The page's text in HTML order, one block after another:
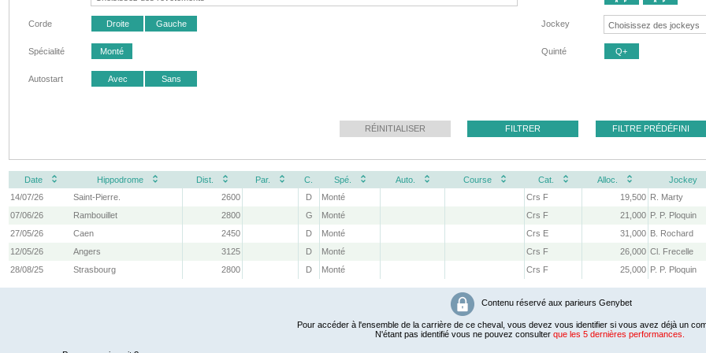
Corde Droite Gauche
Spécialité Monté
Autostart Avec Sans
Jockey
Quinté Q+
RÉINITIALISER FILTRER FILTRE PRÉDÉFINI
Date Hippodrome Dist. Par. C. Spé. Auto. Course Cat. Alloc.
Jockey
14/07/26
Saint-Pierre. 2600 D Monté Crs F 19,500 R. Marty
07/06/26
Rambouillet 2800 G Monté Crs F 21,000 P. P. Ploquin
27/05/26
Caen 2450 D Monté Crs E 31,000 B. Rochard
12/05/26
Angers 3125 D Monté Crs F 26,000 Cl. Frecelle
28/08/25
Strasbourg 2800 D Monté Crs F 25,000 P. P. Ploquin
Contenu réservé aux parieurs Genybet
Pour accéder à l'ensemble de la carrière de ce cheval, vous devez vous identifier si vous avez déjà un
N'étant pas identifié vous ne pouvez consulter que les 5 dernières performances.